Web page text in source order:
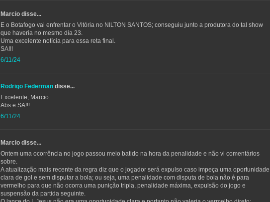
Marcio disse...
E o Botafogo vai enfrentar o Vitória no NILTON SANTOS; conseguiu junto a produtora do tal show
que haveria no mesmo dia 23.
Uma excelente notícia para essa reta final.
SA!!!
6/11/24
Rodrigo Federman disse...
Excelente, Marcio.
Abs e SA!!!
6/11/24
Marcio disse...
Ontem uma ocorrência no jogo passou meio batido na hora da penalidade e não vi comentários
sobre.
A atualização mais recente da regra diz que o jogador será expulso caso impeça uma oportunidade
clara de gol e sem disputar a bola; ou seja, uma penalidade com disputa de bola não é para
vermelho para que não ocorra uma punição tripla, penalidade máxima, expulsão do jogo e
suspensão da partida seguinte.